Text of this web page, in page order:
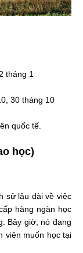
tháng 1
30 tháng 10
quốc tế.
học)
sử lâu dài về việc
hàng ngàn học
Bây giờ, nó đang
viên muốn học tại